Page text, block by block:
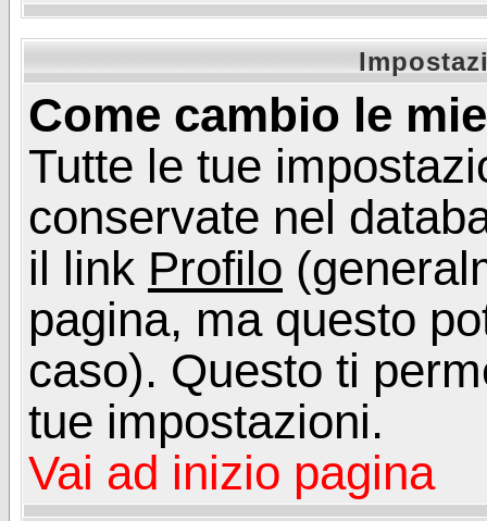
Come cambio le
Tutte le tue
conservate nel
il link Profilo
pagina, ma questo
caso). Questo ti
tue impostazioni.
Vai ad inizio pagina